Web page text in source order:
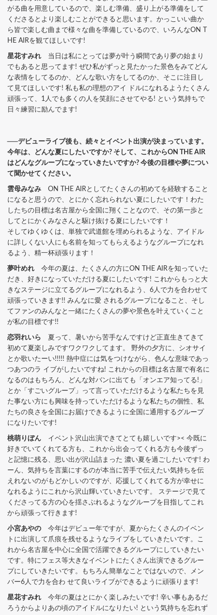
がる曲を用意しているので、楽しむ準備、盛り上がる準備をして
くださるとより楽しむことができると思います。かっこいい曲か
ら皆で楽しむ曲まで様々な曲を準備しているので、いろんなON T
HE AIRを観てほしいです!
星花すみれ 当日は私にとっては夢が叶う瞬間であり夢の始まり
でもあると思ってます! ぜひ私がずっと見たかった景色をみてどん
な表情をしてるのか、どんな歌い方をしてるのか、そこに注目し
て見てほしいです! 私も私の理想のアイ ドルになれるようたくさん
頑張って、1人でも多くの人を笑顔にさせてやる! という気持ちで
日々練習に励んでます!
──デビューライブ後も、続々とイベント出演が決まっています。
今年は、どんな夏にしたいですか? そして、これからON THE AIR
はどんなグループになっていきたいですか? 今後の目標や夢につい
て聞かせてください。
雲母みなみ ON THE AIRとしてたくさんの初めてを経験すること
になると思うので、
とにかく忘れられない夏にしたいです！ わた
したちの目標は名古屋から全国に翔くことなので、 その第一歩と
してとにかくみなさんと駆け抜ける夏にしたいです！
そしてゆくゆくは、単独で武道館を埋められるような、 アイドル
に詳しくない人にも名前を知ってもらえるようなグループ になれ
るよう、精一杯頑張ります！
夢叶めれ 今年の夏は、たくさんの方にON THE AIRを知っていた
だき、好きになっていただける夏にしたいです! これからもっと大
きなステージに立てるグループになれるよう、6人で力を合わせて
頑張っていきます!! みんなに愛 されるグループになること、そし
てファンのみんなと一緒にたくさんの夢や景色を叶えていくこと
が私の目標です!!
恋羽れいら 夏って、暑いから苦手なんですけど正直生きてきて
初めて夏楽しみですワクワクしてます。 野外の夕方に、シオサイ
とか歌いたーい!!!!! 熱中症には気をつけながら、色んな意味であっ
つあつのラ イブがしたいですね! これからの目標は名古屋で有名に
なるのはもちろん、どんな対バンに出ても「オンエア知ってる!」
とか「すごいグループ」って言っていただけるような私たちを見
た事ない方にも興味を持っていただけるような私たちの個性、私
たちの良さを全国にお届けできるように全国に通用するグループ
になりたいです!
桃萌りぼん イベント沢山出演できてとても嬉しいです>< 今既に
好きでいてくれてる方も、これから出会ってくれる方も今後ずっ
と記憶に残る、思い出が沢山詰まった 濃い夏を過ごしたいです! わ
ーん、気持ちを言葉にするのが本当に苦手で伝えたい気持ちを伝
えれないのがもどかしいのですが、応援してくれてる方が幸せに
なれるようにこれから沢山輝いていきたいです。 ステージで見て
くださってる方の心を揺さぶれるようなグループを目指してこれ
から頑張って行きます!
小宮あやの 今年はデビュー年ですが、夏からたくさんのイベン
トに出演して爪痕を残せるようなライブをしていきたいです。こ
れから名古屋を中心に全国で活躍できるグループにしていきたい
です。特にフェス等大きなイベントにたくさん出演できるグルー
プにしていきたいです。もちろん簡単なことではないので、メン
バー6人で力を合わ せて良いライブができるように頑張ります!
星花すみれ 今年の夏はとにかく楽しみたいです! 辛い事もあるだ
ろうからよりあの頃のアイドルになりたい! という気持ちを忘れず